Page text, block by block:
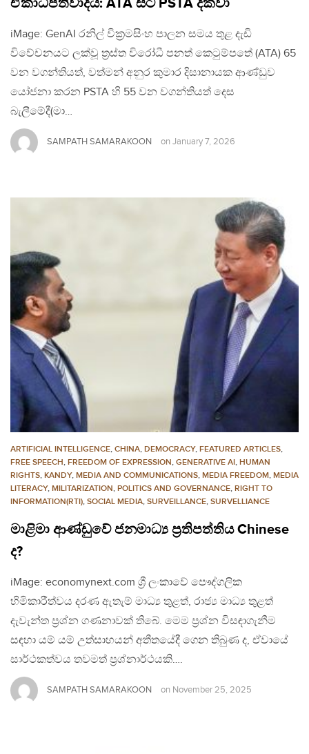
iMage: GenAI රනිල් වික්‍රමසිංහ පාලන සමය තුළ දැඩි
විවේචනයට ලක්වූ ත්‍රස්ත විරෝධී පනත් කෙටුම්පතේ (ATA) 65
වන වගන්තියත්, වත්මන් අනුර කුමාර දිසානායක ආණ්ඩුව
යෝජනා කරන PSTA හි 55 වන වගන්තියත් දෙස
බැලීමේදී(මා…
SAMPATH SAMARAKOON on January 7, 2026
ARTIFICIAL INTELLIGENCE, CHINA, DEMOCRACY, FEATURED ARTICLES,
FREE SPEECH, FREEDOM OF EXPRESSION, GENERATIVE AI, HUMAN
RIGHTS, KANDY, MEDIA AND COMMUNICATIONS, MEDIA FREEDOM, MEDIA
LITERACY, MILITARIZATION, POLITICS AND GOVERNANCE, RIGHT TO
INFORMATION(RTI), SOCIAL MEDIA, SURVEILLANCE, SURVELLIANCE
මාළිමා ආණ්ඩුවේ ජනමාධ්‍ය ප්‍රතිපත්තිය Chinese
ද?
iMage: economynext.com ශ්‍රී ලංකාවේ පෞද්ගලික
හිමිකාරීත්වය දරණ ඇතැම් මාධ්‍ය තුළත්, රාජ්‍ය මාධ්‍ය තුළත්
දැවැන්ත ප්‍රශ්න ගණනාවක් තිබේ. මෙම ප්‍රශ්න විසඳාගැනීම
සඳහා යම් යම් උත්සාහයන් අතීතයේදී ගෙන තිබුණ ද, ඒවායේ
සාර්ථකත්වය තවමත් ප්‍රශ්නාර්ථයකි….
SAMPATH SAMARAKOON on November 25, 2025